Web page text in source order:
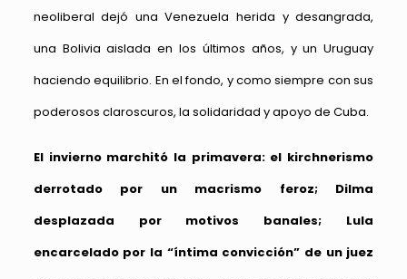
neoliberal dejó una Venezuela herida y desangrada,
una Bolivia aislada en los últimos años, y un Uruguay
haciendo equilibrio. En el fondo, y como siempre con sus
poderosos claroscuros, la solidaridad y apoyo de Cuba.
El invierno marchitó la primavera: el kirchnerismo
derrotado por un macrismo feroz; Dilma
desplazada por motivos banales; Lula
encarcelado por la “íntima convicción” de un juez